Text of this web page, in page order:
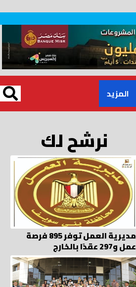
المزيد
نرشح لك
مديرية العمل توفر 895 فرصة
عمل و297 عقدًا بالخارج